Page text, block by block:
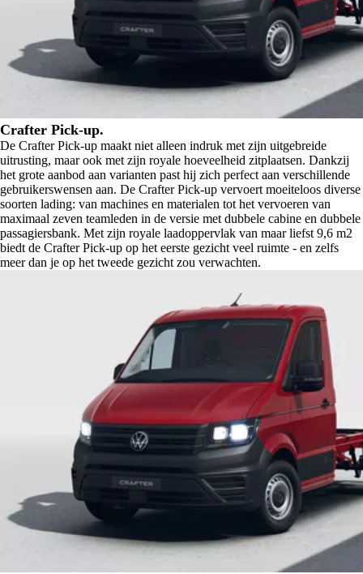
Crafter Pick-up.
De Crafter Pick-up maakt niet alleen indruk met zijn uitgebreide
uitrusting, maar ook met zijn royale hoeveelheid zitplaatsen. Dankzij
het grote aanbod aan varianten past hij zich perfect aan verschillende
gebruikerswensen aan. De Crafter Pick-up vervoert moeiteloos diverse
soorten lading: van machines en materialen tot het vervoeren van
maximaal zeven teamleden in de versie met dubbele cabine en dubbele
passagiersbank. Met zijn royale laadoppervlak van maar liefst 9,6 m2
biedt de Crafter Pick-up op het eerste gezicht veel ruimte - en zelfs
meer dan je op het tweede gezicht zou verwachten.